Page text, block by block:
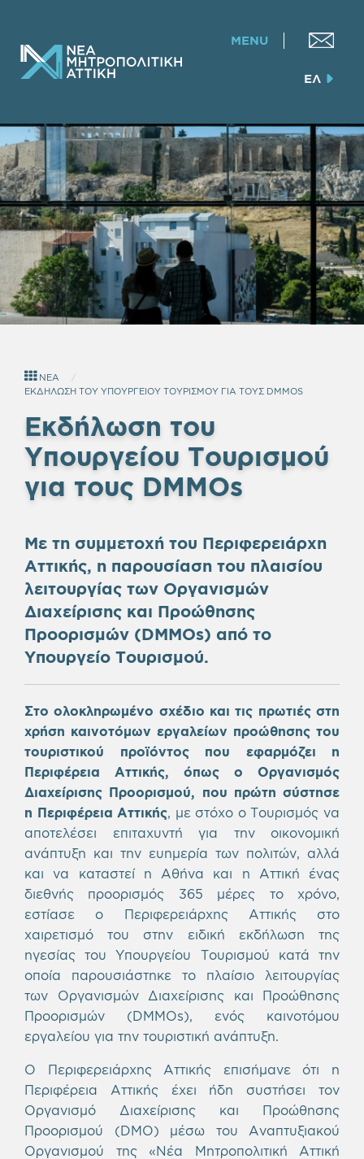
MENU
ΕΛ
ΝΕΑ
ΕΚΔΗΛΩΣΗ ΤΟΥ ΥΠΟΥΡΓΕΙΟΥ ΤΟΥΡΙΣΜΟΥ ΓΙΑ ΤΟΥΣ DMΜOS
Εκδήλωση του
Υπουργείου Τουρισμού
για τους DMΜOs
Με τη συμμετοχή του Περιφερειάρχη
Αττικής, η παρουσίαση του πλαισίου
λειτουργίας των Οργανισμών
Διαχείρισης και Προώθησης
Προορισμών (DMΜOs) από το
Υπουργείο Τουρισμού.
Στο ολοκληρωμένο σχέδιο και τις πρωτιές στη
χρήση καινοτόμων εργαλείων προώθησης του
τουριστικού προϊόντος που εφαρμόζει η
Περιφέρεια Αττικής, όπως ο Οργανισμός
Διαχείρισης Προορισμού, που πρώτη σύστησε
η Περιφέρεια Αττικής, με στόχο ο Τουρισμός να
αποτελέσει επιταχυντή για την οικονομική
ανάπτυξη και την ευημερία των πολιτών, αλλά
και να καταστεί η Αθήνα και η Αττική ένας
διεθνής προορισμός 365 μέρες το χρόνο,
εστίασε ο Περιφερειάρχης Αττικής στο
χαιρετισμό του στην ειδική εκδήλωση της
ηγεσίας του Υπουργείου Τουρισμού κατά την
οποία παρουσιάστηκε το πλαίσιο λειτουργίας
των Οργανισμών Διαχείρισης και Προώθησης
Προορισμών (DMMOs), ενός καινοτόμου
εργαλείου για την τουριστική ανάπτυξη.
Ο Περιφερειάρχης Αττικής επισήμανε ότι η
Περιφέρεια Αττικής έχει ήδη συστήσει τον
Οργανισμό Διαχείρισης και Προώθησης
Προορισμού (DMO) μέσω του Αναπτυξιακού
Οργανισμού της «Νέα Μητροπολιτική Αττική